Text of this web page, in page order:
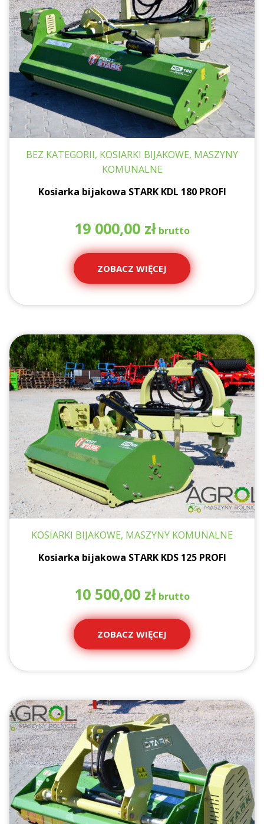
BEZ KATEGORII, KOSIARKI BIJAKOWE, MASZYNY
KOMUNALNE
Kosiarka bijakowa STARK KDL 180 PROFI
19 000,00 zł
ZOBACZ WIĘCEJ
KOSIARKI BIJAKOWE, MASZYNY KOMUNALNE
Kosiarka bijakowa STARK KDS 125 PROFI
10 500,00 zł
ZOBACZ WIĘCEJ